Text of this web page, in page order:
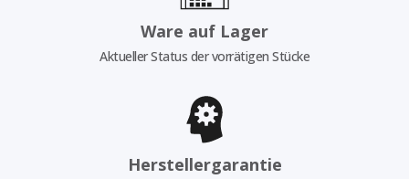
Ware auf Lager
Aktueller Status der vorrätigen Stücke
Herstellergarantie